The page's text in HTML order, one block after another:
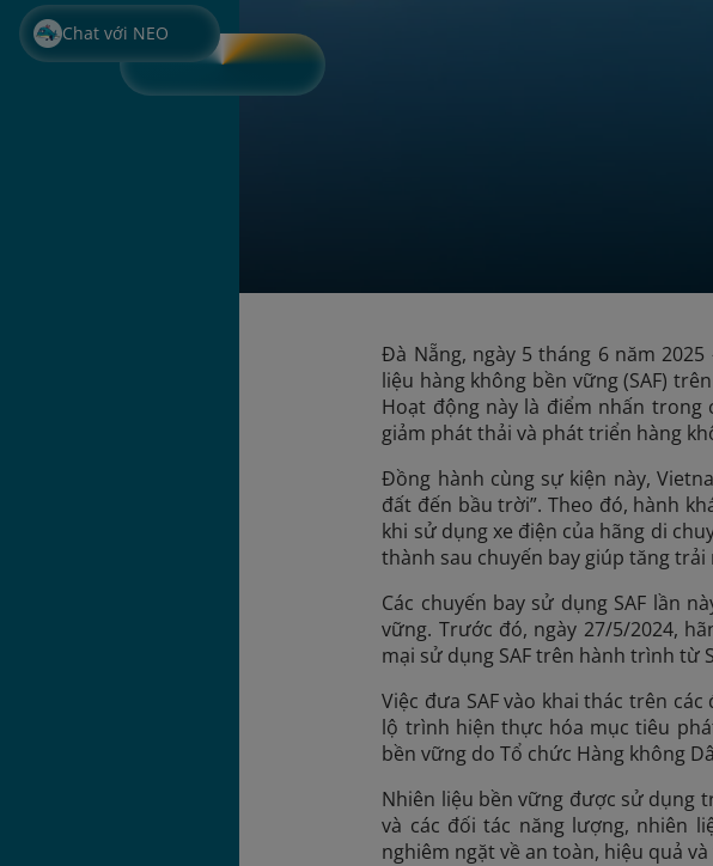
Chat với NEO
Đà Nẵng, ngày 5 tháng 6 năm
liệu hàng không bền vững (SAF)
Hoạt động này là điểm nhấn
giảm phát thải và phát triển hàng
Đồng hành cùng sự kiện này,
đất đến bầu trời”. Theo đó, hành
khi sử dụng xe điện của hãng di
thành sau chuyến bay giúp tăng
Các chuyến bay sử dụng SAF lần
vững. Trước đó, ngày 27/5/2024,
mại sử dụng SAF trên hành trình từ
Việc đưa SAF vào khai thác trên
lộ trình hiện thực hóa mục tiêu
bền vững do Tổ chức Hàng không
Nhiên liệu bền vững được sử dụng
và các đối tác năng lượng, nhiên
nghiêm ngặt về an toàn, hiệu quả